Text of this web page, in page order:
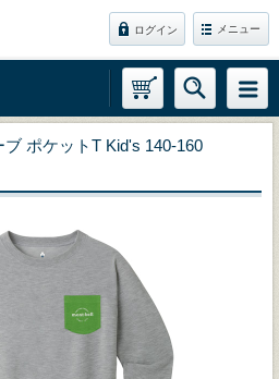
ログイン メニュー
ポケットT Kid's 140-160